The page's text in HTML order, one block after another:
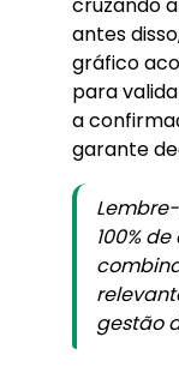
antes
gráfico
para
a
garante
100%
gestão